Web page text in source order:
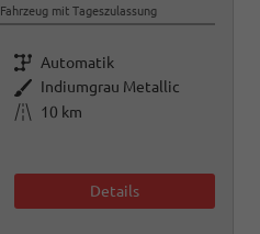
Fahrzeug mit Tageszulassung
Getriebe Automatik
Außenfarbe Indiumgrau Metallic
Kilometerstand
10 km
Details